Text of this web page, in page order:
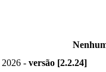
2026 - versão [2.2.24]